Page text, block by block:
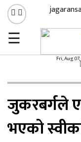
☰
Fri, Aug
×
गृहपृष्ठ
सूचना/प्रविधि
जुकरबर्गले
भएको